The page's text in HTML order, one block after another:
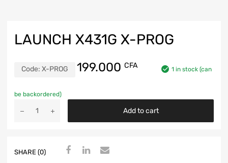
LAUNCH X431G X-PROG
Code: X-PROG 199.000 CFA 1 in stock (can
be backordered)
Add to cart
SHARE (0)